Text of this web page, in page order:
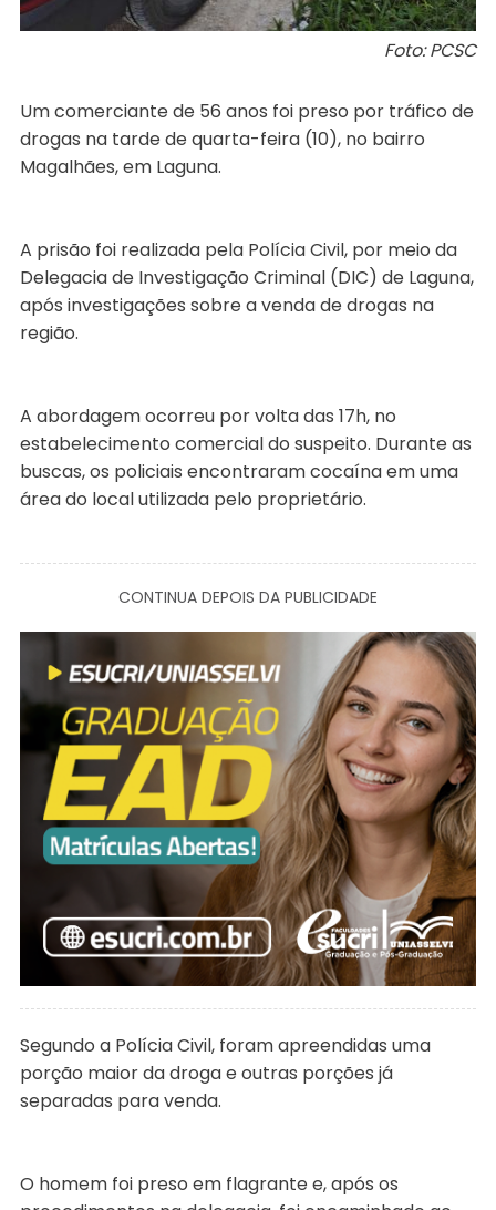
Foto: PCSC
Um comerciante de 56 anos foi preso por tráfico de
drogas na tarde de quarta-feira (10), no bairro
Magalhães, em Laguna.
A prisão foi realizada pela Polícia Civil, por meio da
Delegacia de Investigação Criminal (DIC) de Laguna,
após investigações sobre a venda de drogas na
região.
A abordagem ocorreu por volta das 17h, no
estabelecimento comercial do suspeito. Durante as
buscas, os policiais encontraram cocaína em uma
área do local utilizada pelo proprietário.
CONTINUA DEPOIS DA PUBLICIDADE
Segundo a Polícia Civil, foram apreendidas uma
porção maior da droga e outras porções já
separadas para venda.
O homem foi preso em flagrante e, após os